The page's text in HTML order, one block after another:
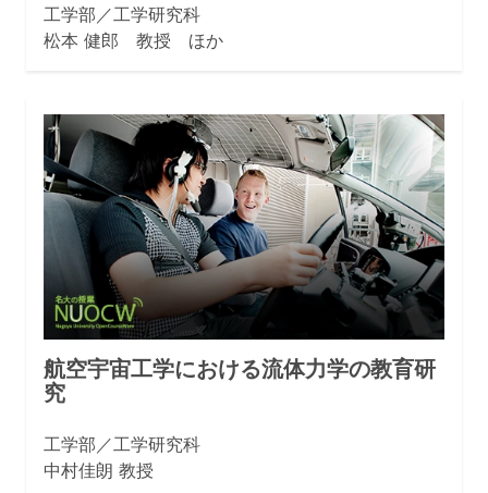
工学部／工学研究科
松本 健郎 教授 ほか
航空宇宙工学における流体力学の教育研
究
工学部／工学研究科
中村佳朗 教授